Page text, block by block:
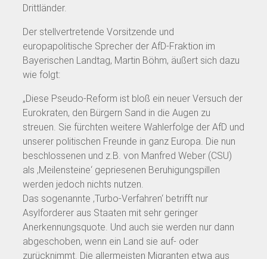
Drittländer.
Der stellvertretende Vorsitzende und
europapolitische Sprecher der AfD-Fraktion im
Bayerischen Landtag, Martin Böhm, äußert sich dazu
wie folgt:
„Diese Pseudo-Reform ist bloß ein neuer Versuch der
Eurokraten, den Bürgern Sand in die Augen zu
streuen. Sie fürchten weitere Wahlerfolge der AfD und
unserer politischen Freunde in ganz Europa. Die nun
beschlossenen und z.B. von Manfred Weber (CSU)
als ‚Meilensteine‘ gepriesenen Beruhigungspillen
werden jedoch nichts nutzen.
Das sogenannte ‚Turbo-Verfahren‘ betrifft nur
Asylforderer aus Staaten mit sehr geringer
Anerkennungsquote. Und auch sie werden nur dann
abgeschoben, wenn ein Land sie auf- oder
zurücknimmt. Die allermeisten Migranten etwa aus